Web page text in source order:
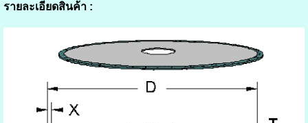
รายละเอียดสินค้า :